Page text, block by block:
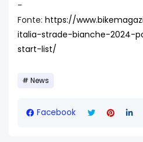
-
Fonte: https://
italia-strade-bianche-2024-
start-list/
News
Facebook